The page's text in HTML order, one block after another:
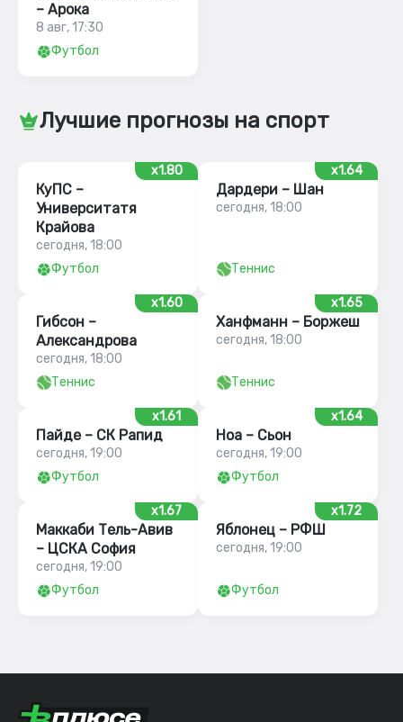
– Арока
8 авг, 17:30
Футбол
Лучшие прогнозы на спорт
x1.80
КуПС –
Университатя
Крайова
сегодня, 18:00
Футбол
x1.64
Дардери – Шан
сегодня, 18:00
Теннис
x1.60
Гибсон –
Александрова
сегодня, 18:00
Теннис
x1.65
Ханфманн – Боржеш
сегодня, 18:00
Теннис
x1.61
Пайде – СК Рапид
сегодня, 19:00
Футбол
x1.64
Ноа – Сьон
сегодня, 19:00
Футбол
x1.67
Маккаби Тель-Авив
– ЦСКА София
сегодня, 19:00
Футбол
x1.72
Яблонец – РФШ
сегодня, 19:00
Футбол